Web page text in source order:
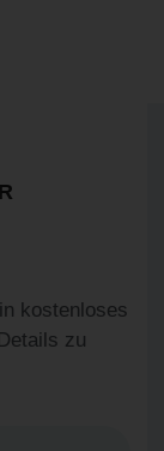
kostenloses
zu